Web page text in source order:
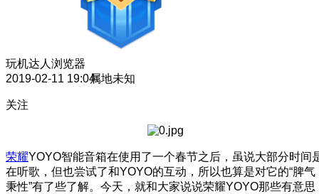
玩机达人 浏览器
2019-02-11 19:04属地未知
关注
荣耀YOYO智能音箱在使用了一个春节之后，虽说大部分时间
在听歌，但也尝试了和YOYO的互动，所以也算是对它的“脾气
秉性”有了些了解。今天，就和大家说说荣耀YOYO那些有意思